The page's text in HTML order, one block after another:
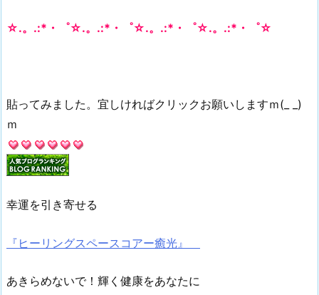
☆.。.:*・゜☆.。.:*・゜☆.。.:*・゜☆.。.:*・゜☆
貼ってみました。宜しければクリックお願いしますｍ(_ _)
ｍ
幸運を引き寄せる
『ヒーリングスペースコアー癒光』
あきらめないで！輝く健康をあなたに